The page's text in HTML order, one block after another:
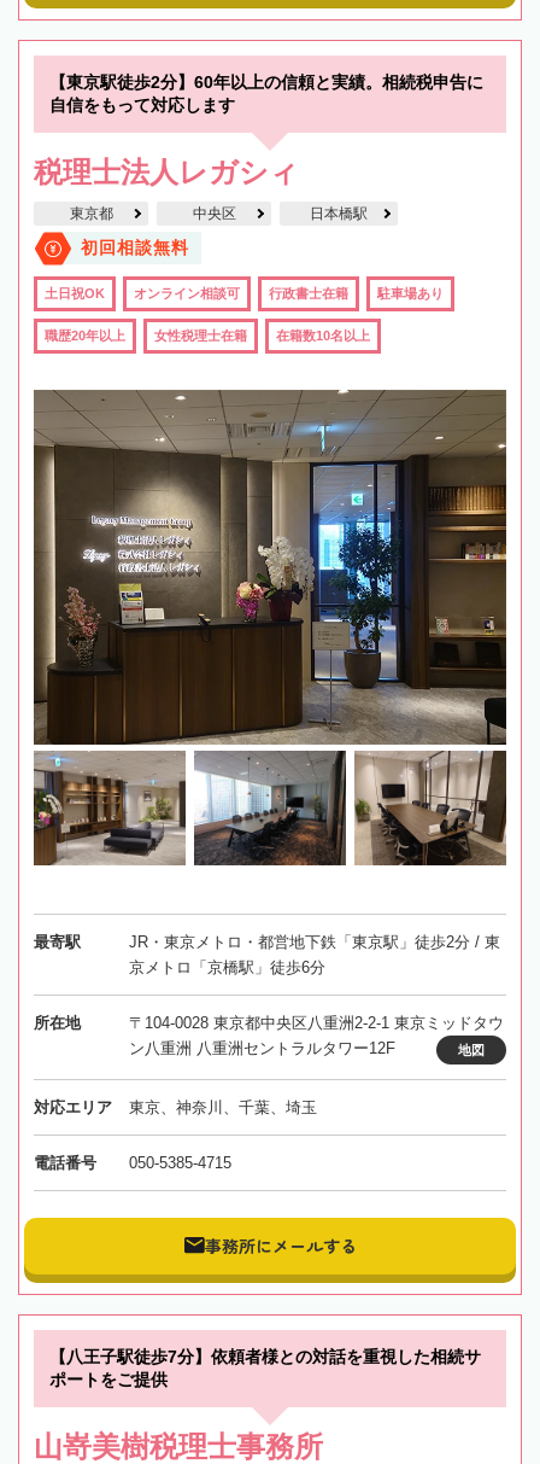
【東京駅徒歩2分】60年以上の信頼と実績。相続税申告に
自信をもって対応します
税理士法人レガシィ
東京都 中央区 日本橋駅
初回相談無料
土日祝OK オンライン相談可 行政書士在籍 駐車場あり
職歴20年以上 女性税理士在籍 在籍数10名以上
最寄駅
JR・東京メトロ・都営地下鉄「東京駅」徒歩2分 / 東
京メトロ「京橋駅」徒歩6分
所在地
〒104-0028 東京都中央区八重洲2-2-1 東京ミッドタウ
ン八重洲 八重洲セントラルタワー12F
地図
対応エリア 東京、神奈川、千葉、埼玉
電話番号 050-5385-4715
事務所にメールする
【八王子駅徒歩7分】依頼者様との対話を重視した相続サ
ポートをご提供
山嵜美樹税理士事務所